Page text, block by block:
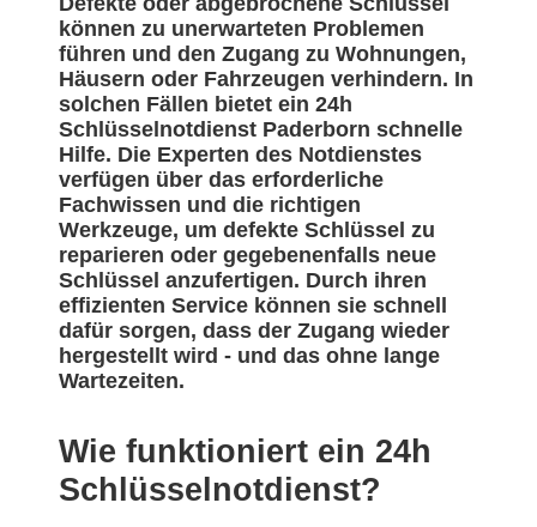
können zu unerwarteten Problemen
führen und den Zugang zu Wohnungen,
Häusern oder Fahrzeugen verhindern. In
solchen Fällen bietet ein 24h
Schlüsselnotdienst Paderborn schnelle
Hilfe. Die Experten des Notdienstes
verfügen über das erforderliche
Fachwissen und die richtigen
Werkzeuge, um defekte Schlüssel zu
reparieren oder gegebenenfalls neue
Schlüssel anzufertigen. Durch ihren
effizienten Service können sie schnell
dafür sorgen, dass der Zugang wieder
hergestellt wird - und das ohne lange
Wartezeiten.
Wie funktioniert ein 24h
Schlüsselnotdienst?